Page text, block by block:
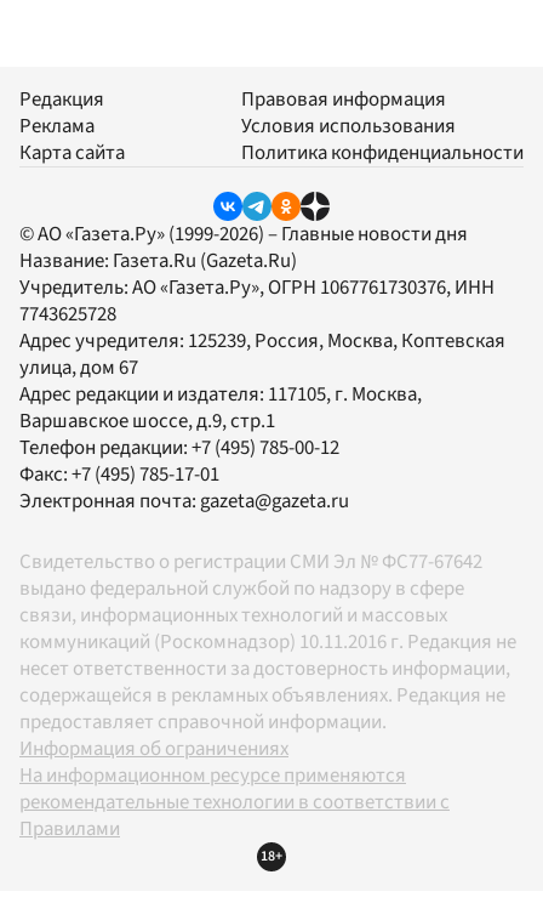
Редакция
Реклама
Карта сайта
Правовая информация
Условия использования
Политика конфиденциальности
© АО «Газета.Ру» (1999-2026) – Главные новости дня
Название: Газета.Ru (Gazeta.Ru)
Учредитель:АО «Газета.Ру», ОГРН 1067761730376, ИНН
7743625728
Адрес учредителя: 125239, Россия, Москва, Коптевская
улица, дом 67
Адрес редакции и издателя: 117105, г. Москва,
Варшавское шоссе, д.9, стр.1
Телефон редакции:+7 (495) 785-00-12
Факс:+7 (495) 785-17-01
Электронная почта: gazeta@gazeta.ru
Свидетельство о регистрации СМИ Эл № ФС77-67642
выдано федеральной службой по надзору в сфере
связи, информационных технологий и массовых
коммуникаций (Роскомнадзор) 10.11.2016 г. Редакция не
несет ответственности за достоверность информации,
содержащейся в рекламных объявлениях. Редакция не
предоставляет справочной информации.
Информация об ограничениях
На информационном ресурсе применяются
рекомендательные технологии в соответствии с
Правилами
18+